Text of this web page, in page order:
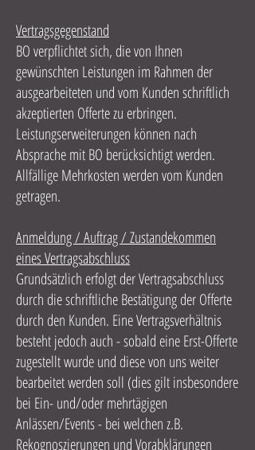
Vertragsgegenstand
BO verpflichtet sich, die von Ihnen
gewünschten Leistungen im Rahmen der
ausgearbeiteten und vom Kunden schriftlich
akzeptierten Offerte zu erbringen.
Leistungserweiterungen können nach
Absprache mit BO berücksichtigt werden.
Allfällige Mehrkosten werden vom Kunden
getragen.
Anmeldung / Auftrag / Zustandekommen
eines Vertragsabschluss
Grundsätzlich erfolgt der Vertragsabschluss
durch die schriftliche Bestätigung der Offerte
durch den Kunden. Eine Vertragsverhältnis
besteht jedoch auch - sobald eine Erst-Offerte
zugestellt wurde und diese von uns weiter
bearbeitet werden soll (dies gilt insbesondere
bei Ein- und/oder mehrtägigen
Anlässen/Events - bei welchen z.B.
Rekognoszierungen und Vorabklärungen